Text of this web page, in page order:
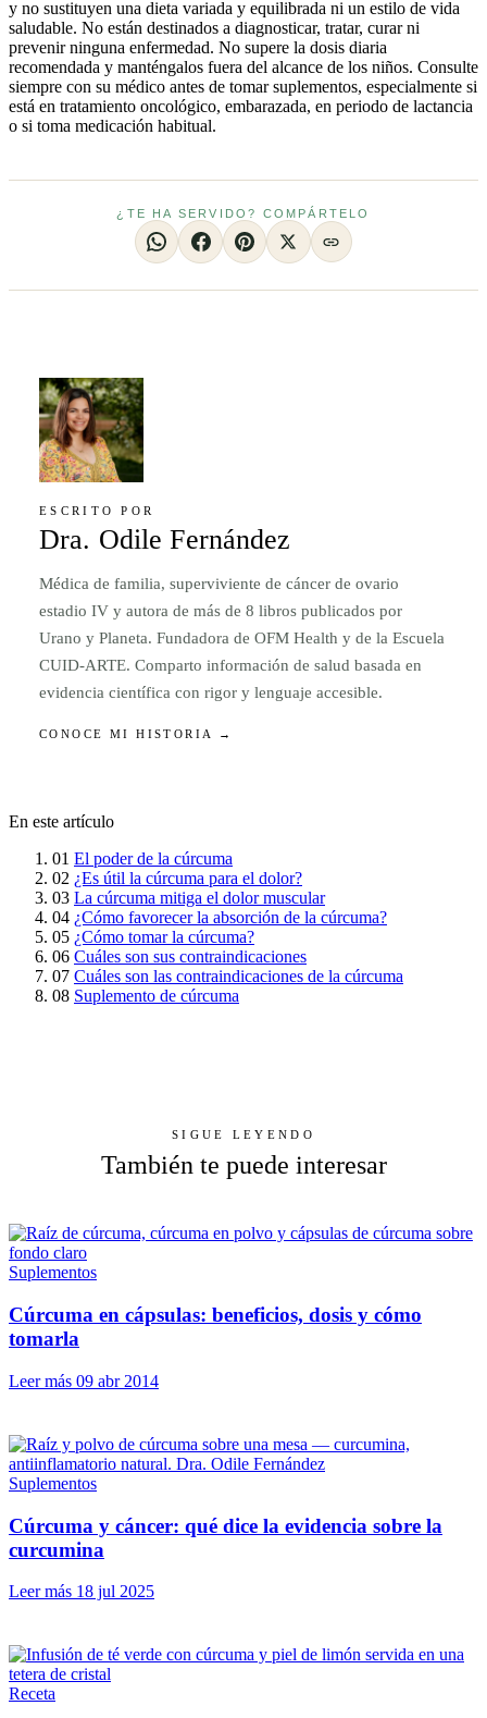
y no sustituyen una dieta variada y equilibrada ni un estilo de vida
saludable. No están destinados a diagnosticar, tratar, curar ni
prevenir ninguna enfermedad. No supere la dosis diaria
recomendada y manténgalos fuera del alcance de los niños. Consulte
siempre con su médico antes de tomar suplementos, especialmente si
está en tratamiento oncológico, embarazada, en periodo de lactancia
o si toma medicación habitual.
¿TE HA SERVIDO? COMPÁRTELO
ESCRITO POR
Dra. Odile Fernández
Médica de familia, superviviente de cáncer de ovario
estadio IV y autora de más de 8 libros publicados por
Urano y Planeta. Fundadora de OFM Health y de la Escuela
CUID-ARTE. Comparto información de salud basada en
evidencia científica con rigor y lenguaje accesible.
CONOCE MI HISTORIA →
En este artículo
01 El poder de la cúrcuma
02 ¿Es útil la cúrcuma para el dolor?
03 La cúrcuma mitiga el dolor muscular
04 ¿Cómo favorecer la absorción de la cúrcuma?
05 ¿Cómo tomar la cúrcuma?
06 Cuáles son sus contraindicaciones
07 Cuáles son las contraindicaciones de la cúrcuma
08 Suplemento de cúrcuma
SIGUE LEYENDO
También te puede interesar
Suplementos
Cúrcuma en cápsulas: beneficios, dosis y cómo
tomarla
Leer más 09 abr 2014
Suplementos
Cúrcuma y cáncer: qué dice la evidencia sobre la
curcumina
Leer más 18 jul 2025
Receta